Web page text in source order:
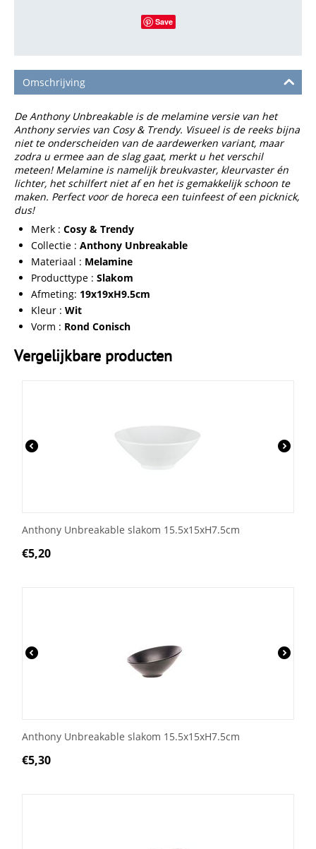
Save
Omschrijving
De Anthony Unbreakable is de melamine versie van het
Anthony servies van Cosy & Trendy. Visueel is de reeks bijna
niet te onderscheiden van de aardewerken variant, maar
zodra u ermee aan de slag gaat, merkt u het verschil
meteen! Melamine is namelijk breukvaster, kleurvaster én
lichter, het schilfert niet af en het is gemakkelijk schoon te
maken. Perfect voor de horeca een tuinfeest of een picknick,
dus!
Merk : Cosy & Trendy
Collectie : Anthony Unbreakable
Materiaal : Melamine
Producttype : Slakom
Afmeting: 19x19xH9.5cm
Kleur : Wit
Vorm : Rond Conisch
Vergelijkbare producten
Anthony Unbreakable slakom 15.5x15xH7.5cm
€5,20
Anthony Unbreakable slakom 15.5x15xH7.5cm
€5,30